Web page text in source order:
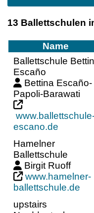
13 Ballettschulen
Name
Ballettschule
Escaño
Bettina Escaño-
Papoli-Barawati
escano.de
Hamelner
Ballettschule
Birgit Ruoff
www.hamelner-
ballettschule.de
upstairs